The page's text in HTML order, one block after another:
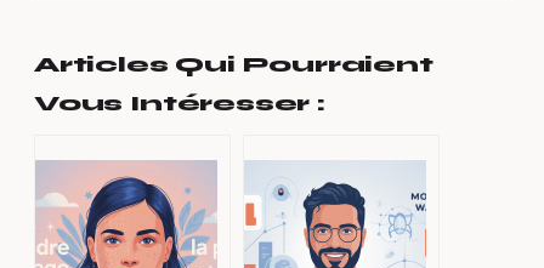
Articles Qui Pourraient
Vous Intéresser :